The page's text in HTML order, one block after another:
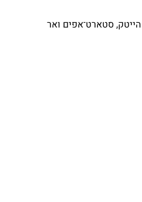
סטארט־אפים ואר